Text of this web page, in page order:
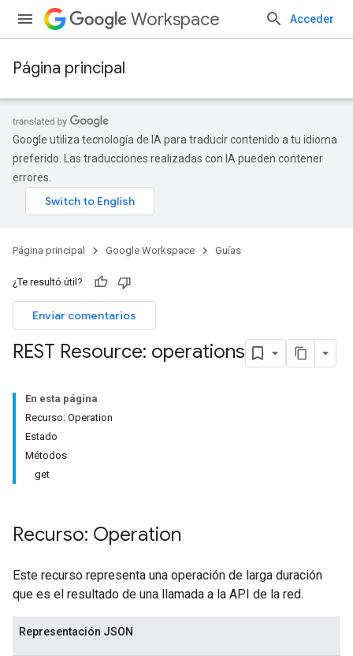
Workspace Acceder
Página principal
Google utiliza tecnología de IA para traducir contenido a tu idioma
preferido. Las traducciones realizadas con IA pueden contener
errores.
Página principal Google Workspace Guías
¿Te resultó útil?
Enviar comentarios
REST Resource: operations
En esta página
Recurso: Operation
Estado
Métodos
get
Recurso: Operation
Este recurso representa una operación de larga duración
que es el resultado de una llamada a la API de la red.
Representación JSON